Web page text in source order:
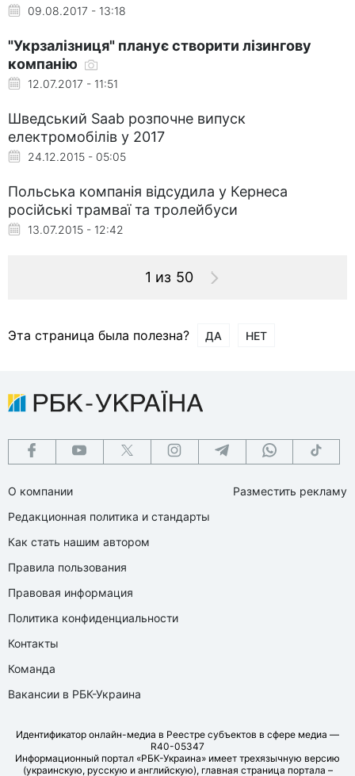
09.08.2017 - 13:18
"Укрзалізниця" планує створити лізингову
компанію
12.07.2017 - 11:51
Шведський Saab розпочне випуск
електромобілів у 2017
24.12.2015 - 05:05
Польська компанія відсудила у Кернеса
російські трамваї та тролейбуси
13.07.2015 - 12:42
1 из 50
Эта страница была полезна? ДА НЕТ
О компании
Редакционная политика и стандарты
Как стать нашим автором
Правила пользования
Правовая информация
Политика конфиденциальности
Контакты
Команда
Вакансии в РБК-Украина
Разместить рекламу
Идентификатор онлайн-медиа в Реестре субъектов в сфере медиа —
R40-05347
Информационный портал «РБК-Украина» имеет трехязычную версию
(украинскую, русскую и английскую), главная страница портала –